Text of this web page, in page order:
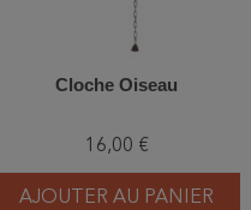
Cloche Oiseau
16,00 €
AJOUTER AU PANIER